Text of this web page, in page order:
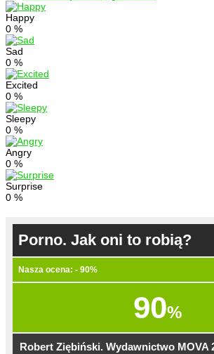
Happy
0 %
Sad
0 %
Excited
0 %
Sleepy
0 %
Angry
0 %
Surprise
0 %
Porno. Jak oni to robią?
Nasza ocena: - 90%
90%
Robert Ziębiński. Wydawnictwo MOVA